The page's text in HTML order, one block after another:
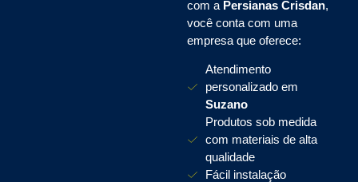
com a Persianas Crisdan,
você conta com uma
empresa que oferece:
Atendimento
personalizado em
Suzano
Produtos sob medida
com materiais de alta
qualidade
Fácil instalação